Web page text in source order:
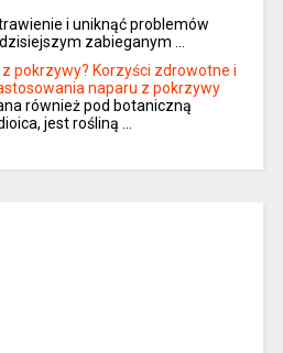
i uniknąć problemów
zabieganym …
z pokrzywy? Korzyści zdrowotne i
naparu z pokrzywy
również pod botaniczną
jest rośliną …